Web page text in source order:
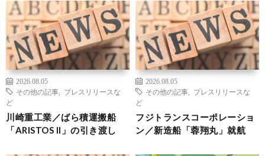
2026.08.05
その他の記事
プレスリリースな
ど
川崎重工業／ばら積運搬船
「ARISTOS II」の引き渡し
2026.08.05
その他の記事
プレスリリースな
ど
フジトランスコーポレーショ
ン／新造船「蓉翔丸」就航